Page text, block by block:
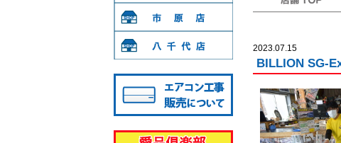
2023.07.15
BILLION SG-